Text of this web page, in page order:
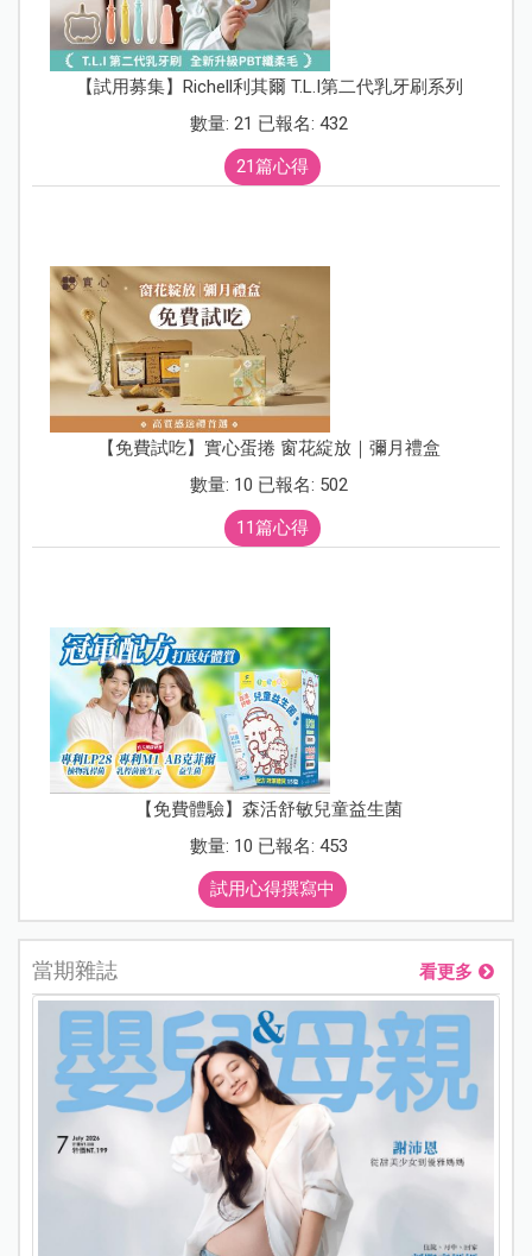
【試用募集】Richell利其爾 T.L.I第二代乳牙刷系列
數量: 21 已報名: 432
21篇心得
【免費試吃】實心蛋捲 窗花綻放｜彌月禮盒
數量: 10 已報名: 502
11篇心得
【免費體驗】森活舒敏兒童益生菌
數量: 10 已報名: 453
試用心得撰寫中
當期雜誌 看更多